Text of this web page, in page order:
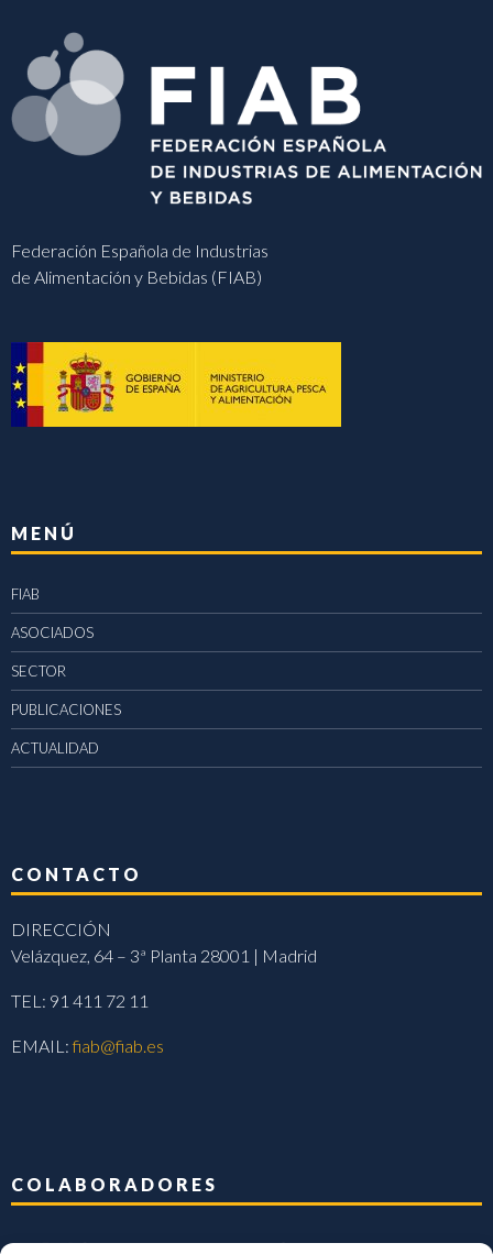
Federación Española de Industrias
de Alimentación y Bebidas (FIAB)
MENÚ
FIAB
ASOCIADOS
SECTOR
PUBLICACIONES
ACTUALIDAD
CONTACTO
DIRECCIÓN
Velázquez, 64 – 3ª Planta 28001 | Madrid
TEL: 91 411 72 11
EMAIL:fiab@fiab.es
COLABORADORES